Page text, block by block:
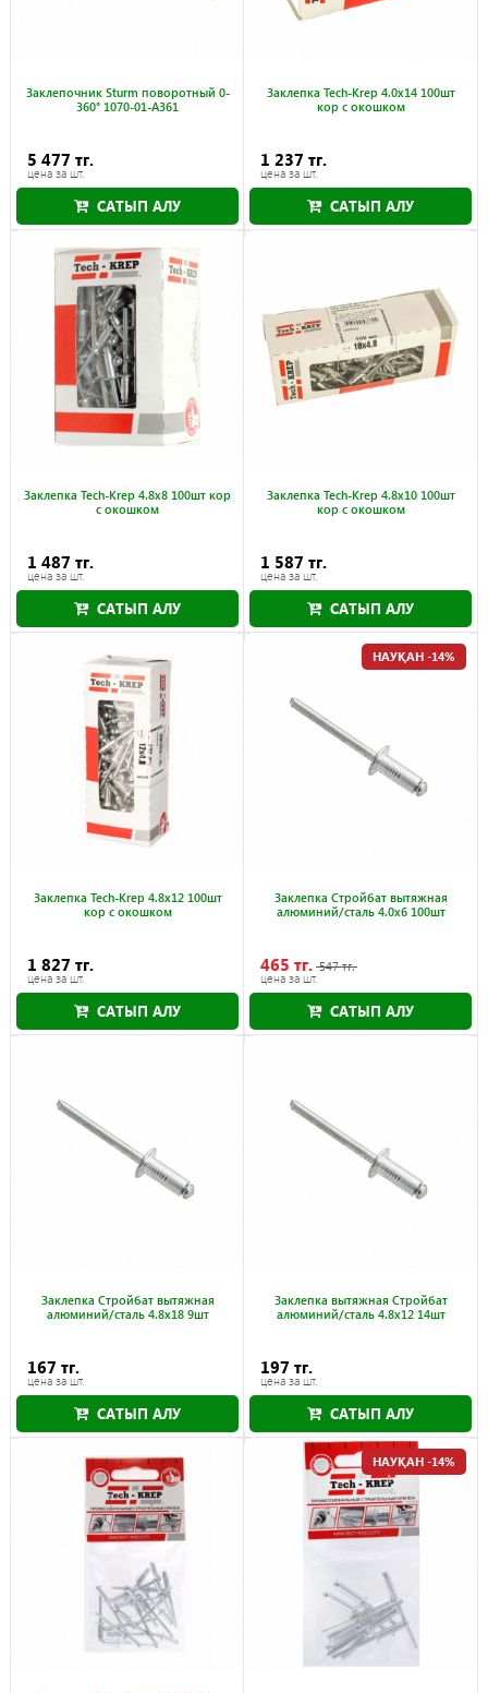
Заклепочник Sturm поворотный 0-
360° 1070-01-A361
5 477 тг.
цена за шт.
САТЫП АЛУ
Заклепка Tech-Krep 4.0х14 100шт
кор с окошком
1 237 тг.
цена за шт.
САТЫП АЛУ
Заклепка Tech-Krep 4.8х8 100шт кор
с окошком
1 487 тг.
цена за шт.
САТЫП АЛУ
Заклепка Tech-Krep 4.8х10 100шт
кор с окошком
1 587 тг.
цена за шт.
САТЫП АЛУ
Заклепка Tech-Krep 4.8х12 100шт
кор с окошком
1 827 тг.
цена за шт.
САТЫП АЛУ
Заклепка Стройбат вытяжная
алюминий/сталь 4.0x6 100шт
465 тг. 547 тг.
цена за шт.
Науқан 30.09.2026
НАУҚАН -14%
САТЫП АЛУ
Заклепка Стройбат вытяжная
алюминий/сталь 4.8x18 9шт
167 тг.
цена за шт.
САТЫП АЛУ
Заклепка вытяжная Стройбат
алюминий/сталь 4.8x12 14шт
197 тг.
цена за шт.
САТЫП АЛУ
НАУҚАН -14%